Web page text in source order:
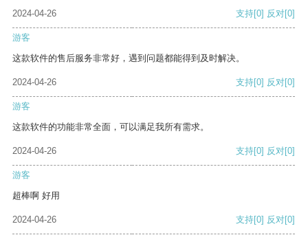
2024-04-26
支持[0] 反对[0]
游客
这款软件的售后服务非常好，遇到问题都能得到及时解决。
2024-04-26 支持[0] 反对[0]
游客
这款软件的功能非常全面，可以满足我所有需求。
2024-04-26 支持[0] 反对[0]
游客
超棒啊 好用
2024-04-26 支持[0] 反对[0]